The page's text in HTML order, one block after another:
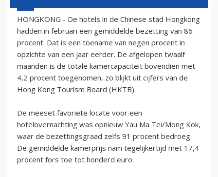
HONGKONG - De hotels in de Chinese stad Hongkong
hadden in februari een gemiddelde bezetting van 86
procent. Dat is een toename van negen procent in
opzichte van een jaar eerder. De afgelopen twaalf
maanden is de totale kamercapaciteit bovendien met
4,2 procent toegenomen, zo blijkt uit cijfers van de
Hong Kong Tourism Board (HKTB).
De meeset favoriete locate voor een
hotelovernachting was opnieuw Yau Ma Tei/Mong Kok,
waar de bezettingsgraad zelfs 91 procent bedroeg.
De gemiddelde kamerprijs nam tegelijkertijd met 17,4
procent fors toe tot honderd euro.